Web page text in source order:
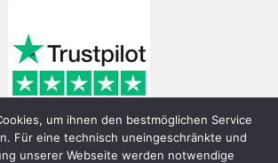
um ihnen den bestmöglichen Service
Für eine technisch uneingeschränkte und
unserer Webseite werden notwendige